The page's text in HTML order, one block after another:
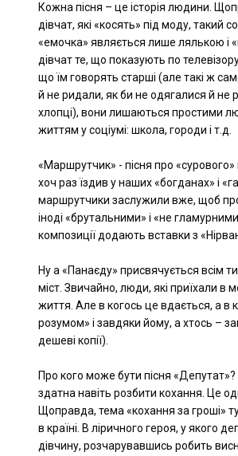
Кожна пісня – це історія людини.
дівчат, які «косять» під моду, такий
«емочка» являється лише лялькою і
дівчат те, що показують по
що їм говорять старші (але такі ж
й не ридали, як би не одягалися й не
хлопці), вони лишаються простими
життям у соціумі: школа, городи і т.д.
«Маршрутчик» - пісня про
хоч раз їздив у наших «богданах» і
маршрутчики заслужили вже, щоб про
іноді «брутальними» і «не
композиції додають вставки з
Ну а «Панаєду» присвячується всім
міст. Звичайно, люди, які приїхали в
життя. Але в когось це вдається, а в
розумом» і завдяки йому, а хтось –
дешеві копії).
Про кого може бути пісня
здатна навіть розбити кохання. Це
Щоправда, тема «кохання за гроші»
в країні. В ліричного героя, у якого
дівчину, розчарувавшись робить